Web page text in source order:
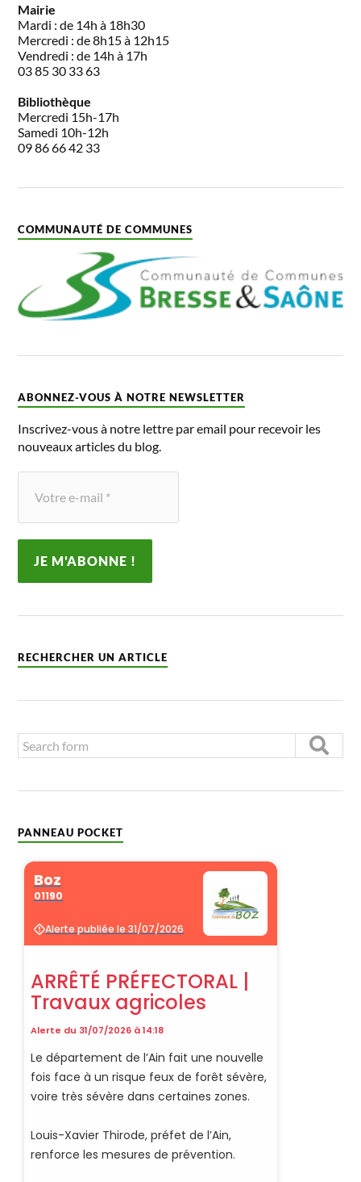
Mairie
Mardi : de 14h à 18h30
Mercredi : de 8h15 à 12h15
Vendredi : de 14h à 17h
03 85 30 33 63
Bibliothèque
Mercredi 15h-17h
Samedi 10h-12h
09 86 66 42 33
COMMUNAUTÉ DE COMMUNES
ABONNEZ-VOUS À NOTRE NEWSLETTER
Inscrivez-vous à notre lettre par email pour recevoir les
nouveaux articles du blog.
RECHERCHER UN ARTICLE
PANNEAU POCKET